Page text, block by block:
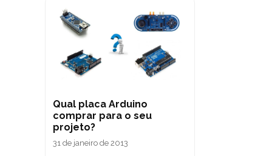
Qual placa Arduino
comprar para o seu
projeto?
31 de janeiro de 2013